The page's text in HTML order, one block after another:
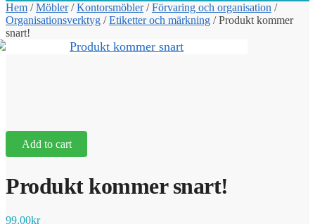
Hem /Möbler/Kontorsmöbler/Förvaring och organisation /
Organisationsverktyg /Etiketter och märkning /Produkt kommer
snart!
Add to cart
Produkt kommer snart!
99.00kr